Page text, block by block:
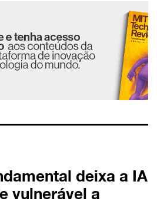
deixa a IA
vulnerável a